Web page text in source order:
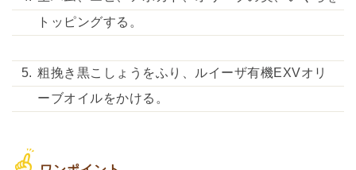
トッピングする。
粗挽き黒こしょうをふり、ルイーザ有機EXVオリ
ーブオイルをかける。